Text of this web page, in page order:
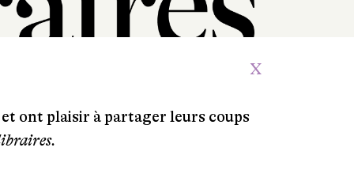
X
ont plaisir à partager leurs coups